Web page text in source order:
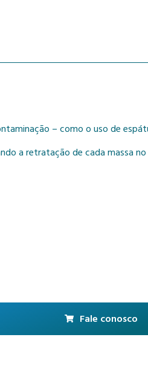
– como o uso de
a retratação de cada massa
Fale conosco